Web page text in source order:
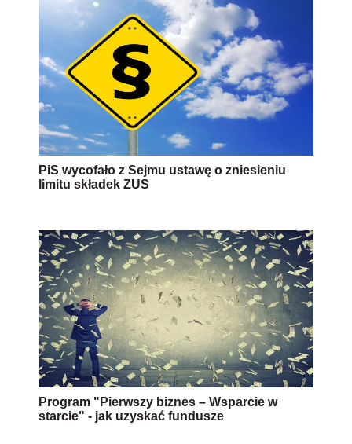
PiS wycofało z Sejmu ustawę o zniesieniu
limitu składek ZUS
Program "Pierwszy biznes – Wsparcie w
starcie" - jak uzyskać fundusze